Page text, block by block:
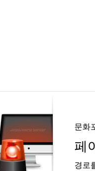
문화
페
경로